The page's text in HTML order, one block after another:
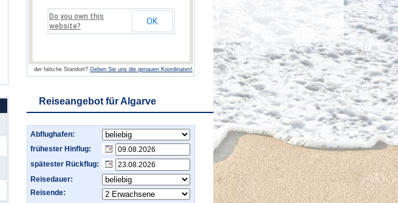
Do you own this
website?
OK
der falsche Standort? Geben Sie uns die genauen Koordinaten!
Reiseangebot für Algarve
Abflughafen:
frühester Hinflug:
spätester Rückflug:
Reisedauer:
Reisende: